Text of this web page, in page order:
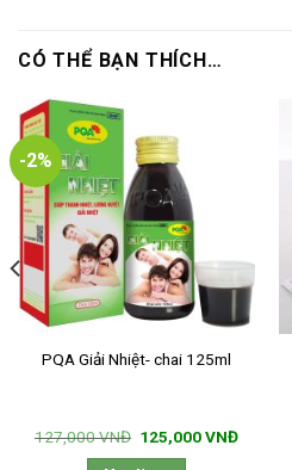
CÓ THỂ BẠN THÍCH…
-2%
PQA Giải Nhiệt- chai 125ml
127,000VNĐ Giá
125,000VNĐGiá